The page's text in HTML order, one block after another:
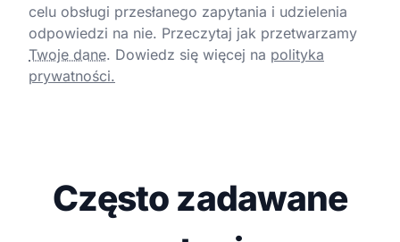
celu obsługi przesłanego zapytania i udzielenia
odpowiedzi na nie. Przeczytaj jak przetwarzamy
Twoje dane. Dowiedz się więcej na polityka
prywatności.
Często zadawane